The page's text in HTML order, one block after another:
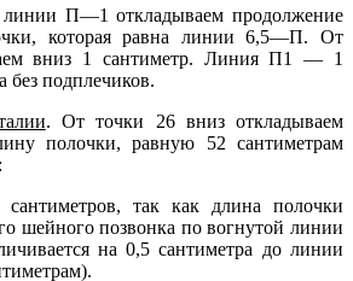
линии П—1 откладываем продолжение
которая равна линии 6,5—П. От
вниз 1 сантиметр. Линия П1 — 1
без подплечиков.
. От точки 26 вниз откладываем
полочки, равную 52 сантиметрам
так как длина полочки
шейного позвонка по вогнутой линии
на 0,5 сантиметра до линии